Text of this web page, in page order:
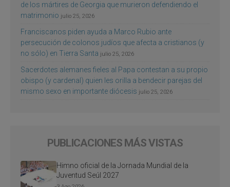
de los mártires de Georgia que murieron defendiendo el
matrimonio julio 25, 2026
Franciscanos piden ayuda a Marco Rubio ante
persecución de colonos judíos que afecta a cristianos (y
no sólo) en Tierra Santa julio 25, 2026
Sacerdotes alemanes fieles al Papa contestan a su propio
obispo (y cardenal) quien les orilla a bendecir parejas del
mismo sexo en importante diócesis julio 25, 2026
PUBLICACIONES MÁS VISTAS
Himno oficial de la Jornada Mundial de la
Juventud Seúl 2027